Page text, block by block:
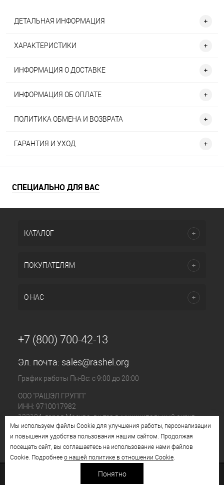
ДЕТАЛЬНАЯ ИНФОРМАЦИЯ
ХАРАКТЕРИСТИКИ
ИНФОРМАЦИЯ О ДОСТАВКЕ
ИНФОРМАЦИЯ ОБ ОПЛАТЕ
ПОЛИТИКА ОБМЕНА И ВОЗВРАТА
ГАРАНТИЯ И УХОД
СПЕЦИАЛЬНО ДЛЯ ВАС
КАТАЛОГ
ПОКУПАТЕЛЯМ
О НАС
+7 (800) 700-42-13
Эл. почта: sales@rashel.org
График работы Пн-Вс: с 9:00 до 20:00
ООО "РАШЭЛ ГРУПП"
ИНН: 9710017982
123104, город Москва, вн.тер.г. муниципальный округ
Пресненский, ул. Большая Бронная, д. 23 стр. 1, этаж 4
помещ. I, ком. №11
Мы используем файлы Cookie для улучшения работы, персонализации
и повышения удобства пользования нашим сайтом. Продолжая
посещать сайт, вы соглашаетесь на использование нами файлов
Cookie. Подробнее о нашей политике в отношении Cookie.
Понятно